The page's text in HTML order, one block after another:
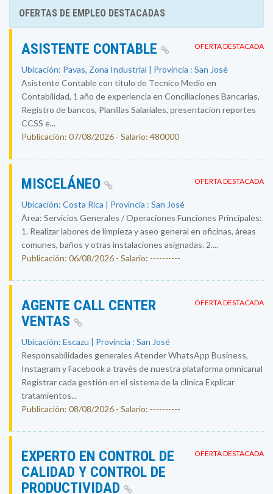
OFERTAS DE EMPLEO DESTACADAS
OFERTA DESTACADA
ASISTENTE CONTABLE
Ubicación: Pavas, Zona Industrial | Provincia : San José
Asistente Contable con titulo de Tecnico Medio en
Contabilidad, 1 año de experiencia en Conciliaciones Bancarias,
Registro de bancos, Planillas Salariales, presentacion reportes
CCSS e...
Publicación: 07/08/2026 - Salario: 480000
OFERTA DESTACADA
MISCELÁNEO
Ubicación: Costa Rica | Provincia : San José
Área: Servicios Generales / Operaciones Funciones Principales:
1. Realizar labores de limpieza y aseo general en oficinas, áreas
comunes, baños y otras instalaciones asignadas. 2....
Publicación: 06/08/2026 - Salario: ----------
OFERTA DESTACADA
AGENTE CALL CENTER
VENTAS
Ubicación: Escazu | Provincia : San José
Responsabilidades generales Atender WhatsApp Business,
Instagram y Facebook a través de nuestra plataforma omnicanal
Registrar cada gestión en el sistema de la clínica Explicar
tratamientos...
Publicación: 08/08/2026 - Salario: ----------
OFERTA DESTACADA
EXPERTO EN CONTROL DE
CALIDAD Y CONTROL DE
PRODUCTIVIDAD